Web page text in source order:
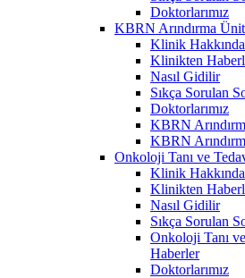
Doktorlarımız
KBRN Arındırma
Klinik Hakkında
Klinikten
Nasıl Gidilir
Sıkça Sorulan
Doktorlarımız
KBRN
KBRN
Onkoloji Tanı ve
Klinik Hakkında
Klinikten
Nasıl Gidilir
Sıkça Sorulan
Onkoloji Tanı
Haberler
Doktorlarımız